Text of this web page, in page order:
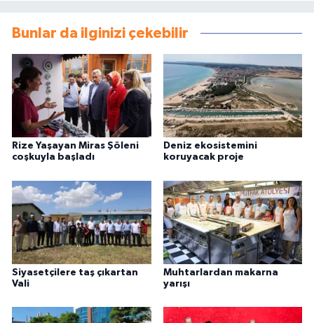
Bunlar da ilginizi çekebilir
Rize Yaşayan Miras Şöleni
coşkuyla başladı
Deniz ekosistemini
koruyacak proje
Siyasetçilere taş çıkartan
Vali
Muhtarlardan makarna
yarışı